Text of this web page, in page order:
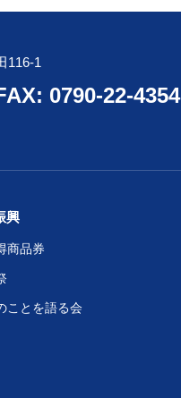
116-1
0790-22-4354
興
商品券
ことを語る会